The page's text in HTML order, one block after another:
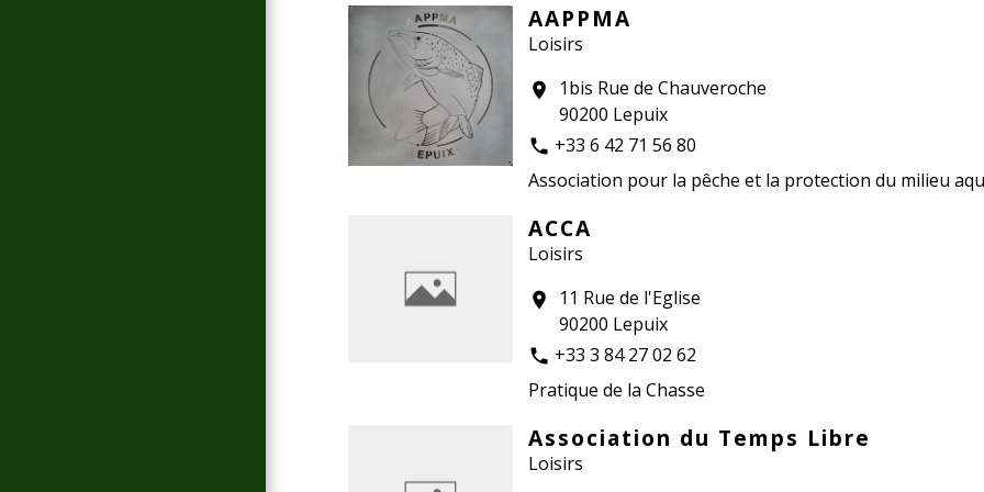
AAPPMA
Loisirs
location_on
1bis Rue de Chauveroche
90200 Lepuix
phone +33 6 42 71 56 80
Association pour la pêche et la protection du milieu
ACCA
Loisirs
location_on
11 Rue de l'Eglise
90200 Lepuix
phone +33 3 84 27 02 62
Pratique de la Chasse
Association du Temps Libre
Loisirs